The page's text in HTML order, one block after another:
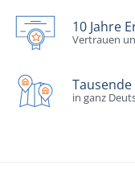
10 Jahre
Vertrauen
in ganz